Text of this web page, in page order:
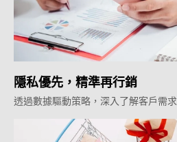
隱私優先，精準再行銷
透過數據驅動策略，深入了解客戶需求